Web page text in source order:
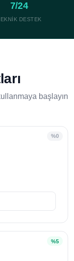
7/24
DESTEK
başlayın
%0
%5